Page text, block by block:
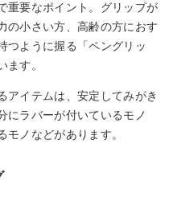
重要なポイント。グリップが
の小さい方、高齢の方におす
つように握る「ペングリッ
ます。
アイテムは、安定してみがき
にラバーが付いているモノ
ノなどがあります。